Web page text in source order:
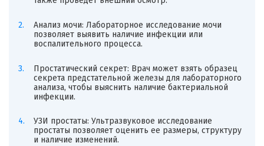
Анализ мочи: Лабораторное исследование мочи
позволяет выявить наличие инфекции или
воспалительного процесса.
Простатический секрет: Врач может взять образец
секрета предстательной железы для лабораторного
анализа, чтобы выяснить наличие бактериальной
инфекции.
УЗИ простаты: Ультразвуковое исследование
простаты позволяет оценить ее размеры, структуру
и наличие изменений.